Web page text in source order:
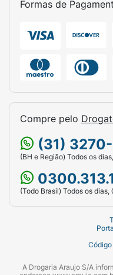
Formas de
Compre pelo
(31)
(BH e Região) Todos os
(Todo Brasil) Todos os
A Drogaria Araujo S/A